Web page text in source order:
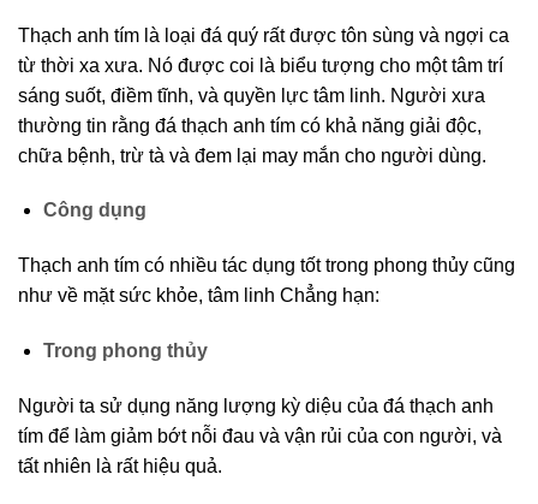
Thạch anh tím là loại đá quý rất được tôn sùng và ngợi ca
từ thời xa xưa. Nó được coi là biểu tượng cho một tâm trí
sáng suốt, điềm tĩnh, và quyền lực tâm linh. Người xưa
thường tin rằng đá thạch anh tím có khả năng giải độc,
chữa bệnh, trừ tà và đem lại may mắn cho người dùng.
Công dụng
Thạch anh tím có nhiều tác dụng tốt trong phong thủy cũng
như về mặt sức khỏe, tâm linh Chẳng hạn:
Trong phong thủy
Người ta sử dụng năng lượng kỳ diệu của đá thạch anh
tím để làm giảm bớt nỗi đau và vận rủi của con người, và
tất nhiên là rất hiệu quả.